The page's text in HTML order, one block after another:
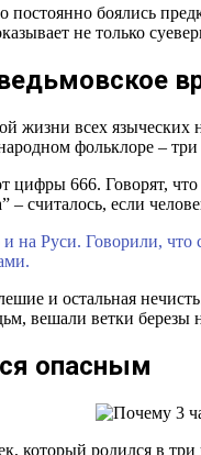
постоянно боялись
не только
жизни всех
фольклоре –
цифры 666. Говорят,
– считалось, если
на Руси. Говорили,
и остальная
вешали ветки березы
опасным
который родился в